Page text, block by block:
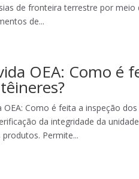
de fronteira terrestre por
de...
OEA: Como é
OEA: Como é feita a inspeção
da integridade da
Permite...